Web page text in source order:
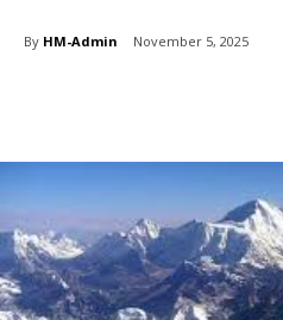
By HM-Admin November 5, 2025